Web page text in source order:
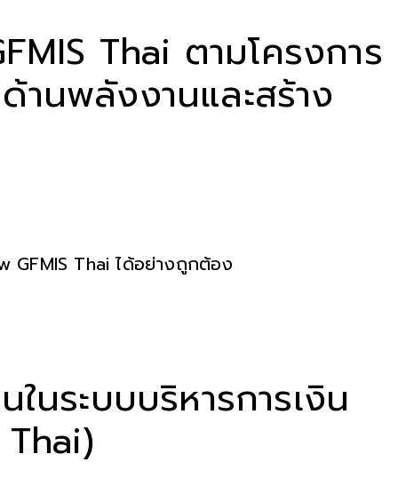
Thai ตามโครงการ
นพลังงานและสร้าง
GFMIS Thai ได้อย่างถูกต้อง
นระบบบริหารการเงิน